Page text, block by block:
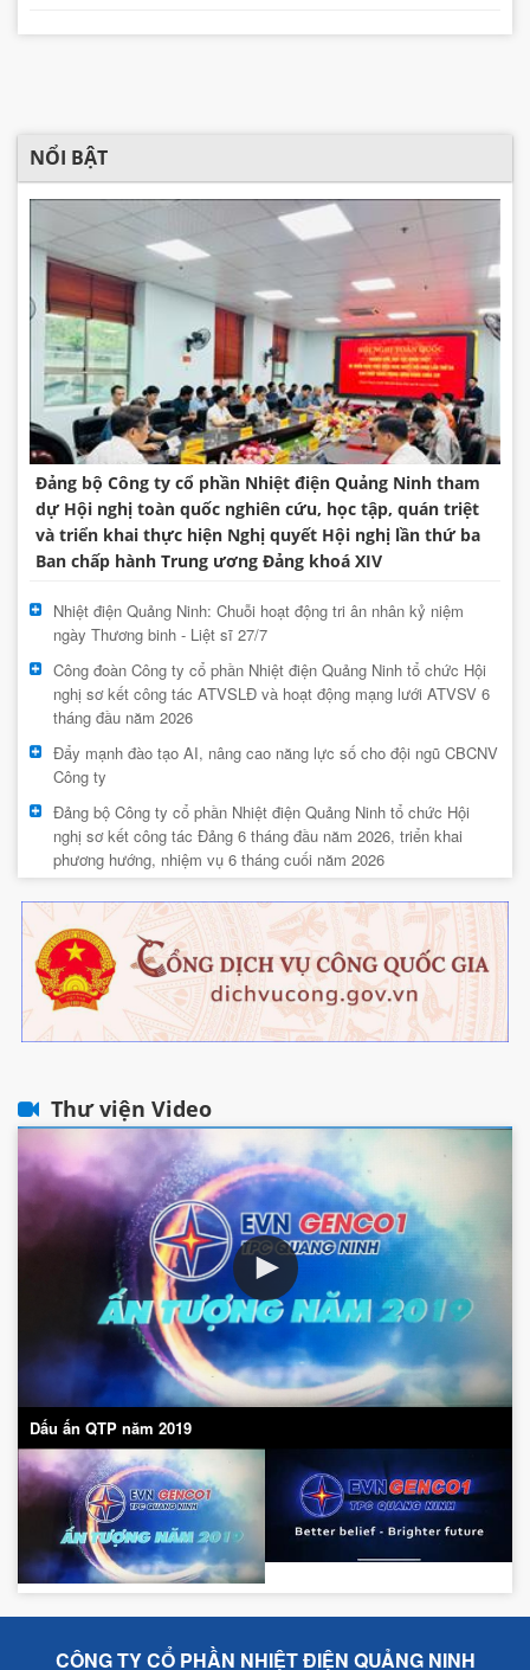
NỔI BẬT
Đảng bộ Công ty cổ phần Nhiệt điện Quảng Ninh tham
dự Hội nghị toàn quốc nghiên cứu, học tập, quán triệt
và triển khai thực hiện Nghị quyết Hội nghị lần thứ ba
Ban chấp hành Trung ương Đảng khoá XIV
Nhiệt điện Quảng Ninh: Chuỗi hoạt động tri ân nhân kỷ niệm
ngày Thương binh - Liệt sĩ 27/7
Công đoàn Công ty cổ phần Nhiệt điện Quảng Ninh tổ chức Hội
nghị sơ kết công tác ATVSLĐ và hoạt động mạng lưới ATVSV 6
tháng đầu năm 2026
Đẩy mạnh đào tạo AI, nâng cao năng lực số cho đội ngũ CBCNV
Công ty
Đảng bộ Công ty cổ phần Nhiệt điện Quảng Ninh tổ chức Hội
nghị sơ kết công tác Đảng 6 tháng đầu năm 2026, triển khai
phương hướng, nhiệm vụ 6 tháng cuối năm 2026
Thư viện Video
Dấu ấn QTP năm 2019
CÔNG TY CỔ PHẦN NHIỆT ĐIỆN QUẢNG NINH